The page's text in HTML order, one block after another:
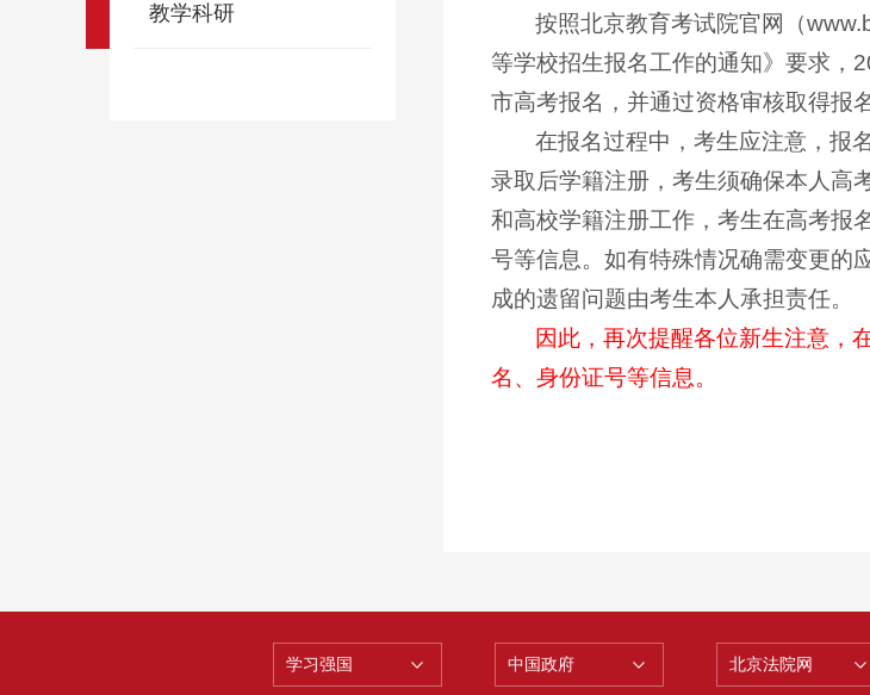
教学科研
按照北京教育考试院官网（
等学校招生报名工作的通知》要求，
市高考报名，并通过资格审核取得报
在报名过程中，考生应注意，报
录取后学籍注册，考生须确保本人高
和高校学籍注册工作，考生在高考报
号等信息。如有特殊情况确需变更的
成的遗留问题由考生本人承担责任。
因此，再次提醒各位新生注意，
名、身份证号等信息。
学习强国 中国政府 北京法院网